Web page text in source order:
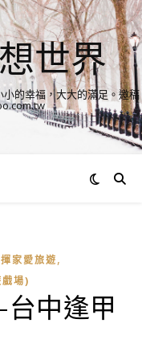
世界
的幸福，大大的滿足。邀稿
家愛旅遊,
場)
中逢甲